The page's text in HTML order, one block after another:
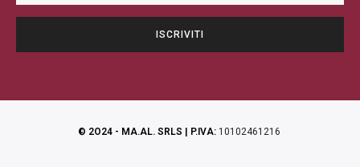
© 2O24 - MA.AL. SRLS | P.IVA: 10102461216